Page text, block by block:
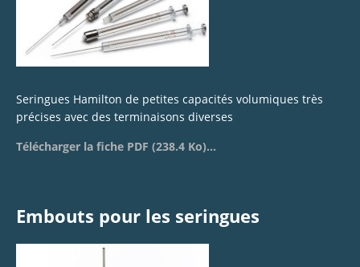
Seringues Hamilton de petites capacités volumiques très
précises avec des terminaisons diverses
Télécharger la fiche PDF (238.4 Ko)...
Embouts pour les seringues